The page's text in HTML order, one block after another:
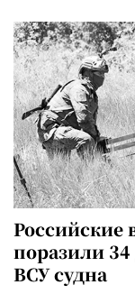
Российские
поразили
ВСУ судна